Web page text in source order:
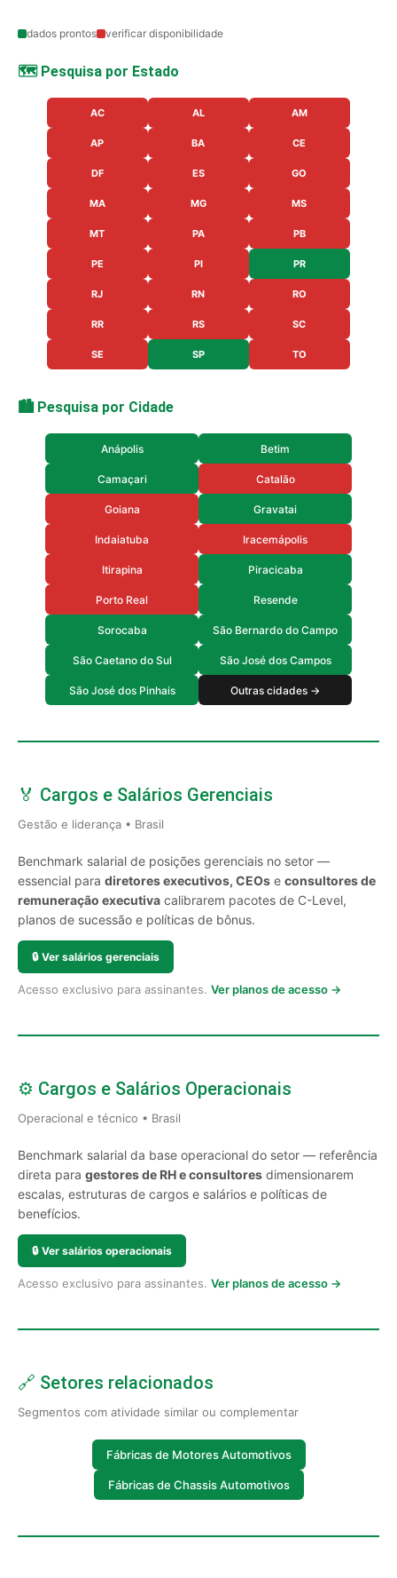
dados prontos verificar disponibilidade
🗺️ Pesquisa por Estado
AC AL AM
AP BA CE
DF ES GO
MA MG MS
MT PA PB
PE PI PR
RJ RN RO
RR RS SC
SE SP TO
🏙️ Pesquisa por Cidade
Anápolis Betim
Camaçari Catalão
Goiana Gravatai
Indaiatuba Iracemápolis
Itirapina Piracicaba
Porto Real Resende
Sorocaba São Bernardo do Campo
São Caetano do Sul São José dos Campos
São José dos Pinhais Outras cidades →
🏅 Cargos e Salários Gerenciais
Gestão e liderança • Brasil
Benchmark salarial de posições gerenciais no setor —
essencial para diretores executivos, CEOs e consultores de
remuneração executiva calibrarem pacotes de C-Level,
planos de sucessão e políticas de bônus.
🔒 Ver salários gerenciais
Acesso exclusivo para assinantes. Ver planos de acesso →
⚙️ Cargos e Salários Operacionais
Operacional e técnico • Brasil
Benchmark salarial da base operacional do setor — referência
direta para gestores de RH e consultores dimensionarem
escalas, estruturas de cargos e salários e políticas de
benefícios.
🔒 Ver salários operacionais
Acesso exclusivo para assinantes. Ver planos de acesso →
🔗 Setores relacionados
Segmentos com atividade similar ou complementar
Fábricas de Motores Automotivos
Fábricas de Chassis Automotivos